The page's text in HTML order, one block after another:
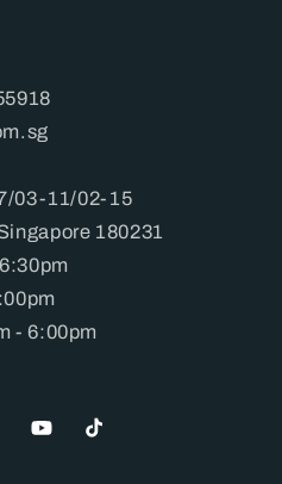
03-11/02-15
180231
- 6:00pm
YouTubeTikTok